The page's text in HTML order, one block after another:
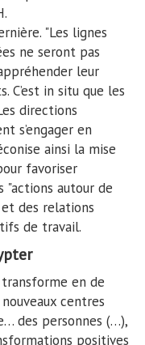
"Les lignes
ne seront pas
leur
C’est in situ que les
directions
s’engager en
ainsi la mise
favoriser
"actions autour de
des relations
de travail.
en de
centres
des personnes (…),
positives